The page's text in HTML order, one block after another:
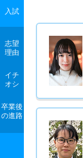
入試
志望
理由
イチ
オシ
卒業後
の進路